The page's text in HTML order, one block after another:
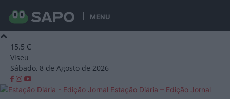
MENU
15.5 C
Viseu
Sábado, 8 de Agosto de 2026
Estação Diária – Edição Jornal